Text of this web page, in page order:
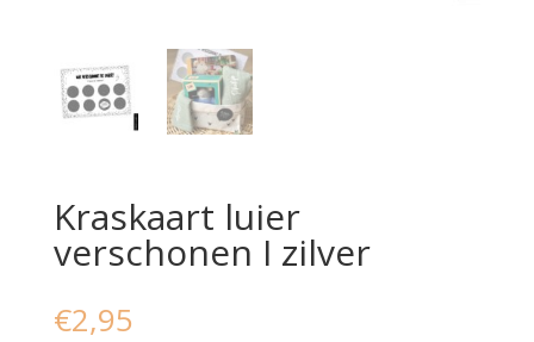
Kraskaart luier
verschonen I zilver
€2,95